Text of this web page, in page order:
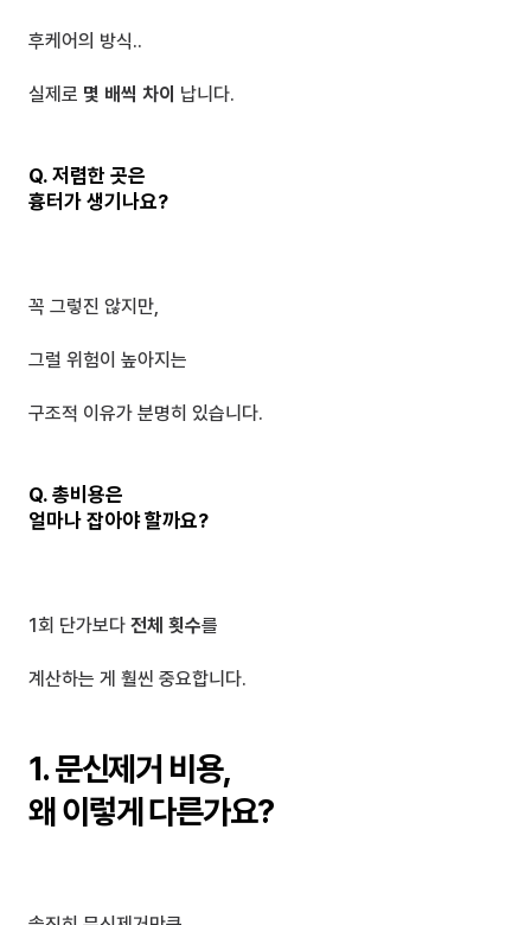
후케어의 방식..
실제로 몇 배씩 차이 납니다.
Q. 저렴한 곳은
흉터가 생기나요?
꼭 그렇진 않지만,
그럴 위험이 높아지는
구조적 이유가 분명히 있습니다.
Q. 총비용은
얼마나 잡아야 할까요?
1회 단가보다 전체 횟수를
계산하는 게 훨씬 중요합니다.
1. 문신제거 비용,
왜 이렇게 다른가요?